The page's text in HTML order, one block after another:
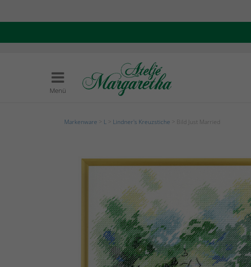
Menü
Markenware L Lindner's Kreuzstiche > Bild Just Married